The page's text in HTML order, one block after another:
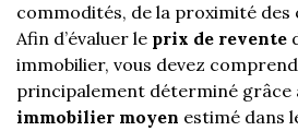
commodités, de la proximité des
Afin d’évaluer le prix de revente
immobilier, vous devez
principalement déterminé grâce
immobilier moyen estimé dans